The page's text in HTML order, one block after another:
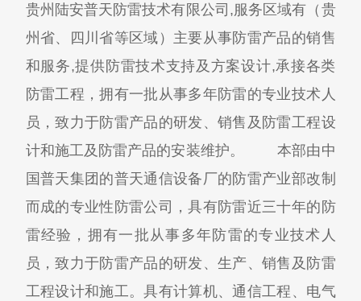
贵州陆安普天防雷技术有限公司,服务区域有（贵
州省、四川省等区域）主要从事防雷产品的销售
和服务,提供防雷技术支持及方案设计,承接各类
防雷工程，拥有一批从事多年防雷的专业技术人
员，致力于防雷产品的研发、销售及防雷工程设
计和施工及防雷产品的安装维护。 本部由中
国普天集团的普天通信设备厂的防雷产业部改制
而成的专业性防雷公司，具有防雷近三十年的防
雷经验，拥有一批从事多年防雷的专业技术人
员，致力于防雷产品的研发、生产、销售及防雷
工程设计和施工。具有计算机、通信工程、电气